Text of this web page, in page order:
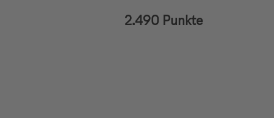
2.490 Punkte